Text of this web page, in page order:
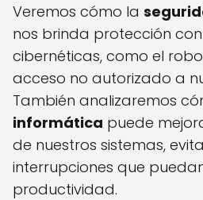
Veremos cómo la
nos brinda protección
cibernéticas, como el
acceso no autorizado a
También analizaremos
informática puede
de nuestros sistemas,
interrupciones que
productividad.